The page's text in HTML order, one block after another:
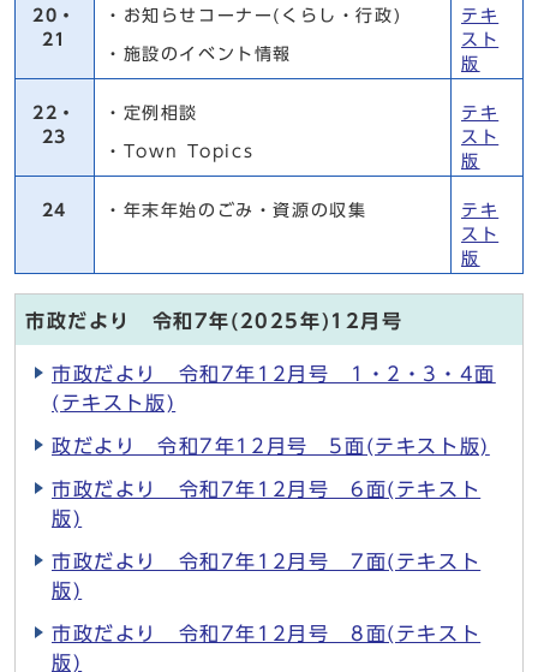
20・
21
・お知らせコーナー(くらし・行政)
・施設のイベント情報
テキ
スト
版
22・
23
・定例相談
・Town Topics
テキ
スト
版
24 ・年末年始のごみ・資源の収集
テキ
スト
版
市政だより 令和7年(2025年)12月号
市政だより 令和7年12月号 1・2・3・4面
(テキスト版)
政だより 令和7年12月号 5面(テキスト版)
市政だより 令和7年12月号 6面(テキスト
版)
市政だより 令和7年12月号 7面(テキスト
版)
市政だより 令和7年12月号 8面(テキスト
版)